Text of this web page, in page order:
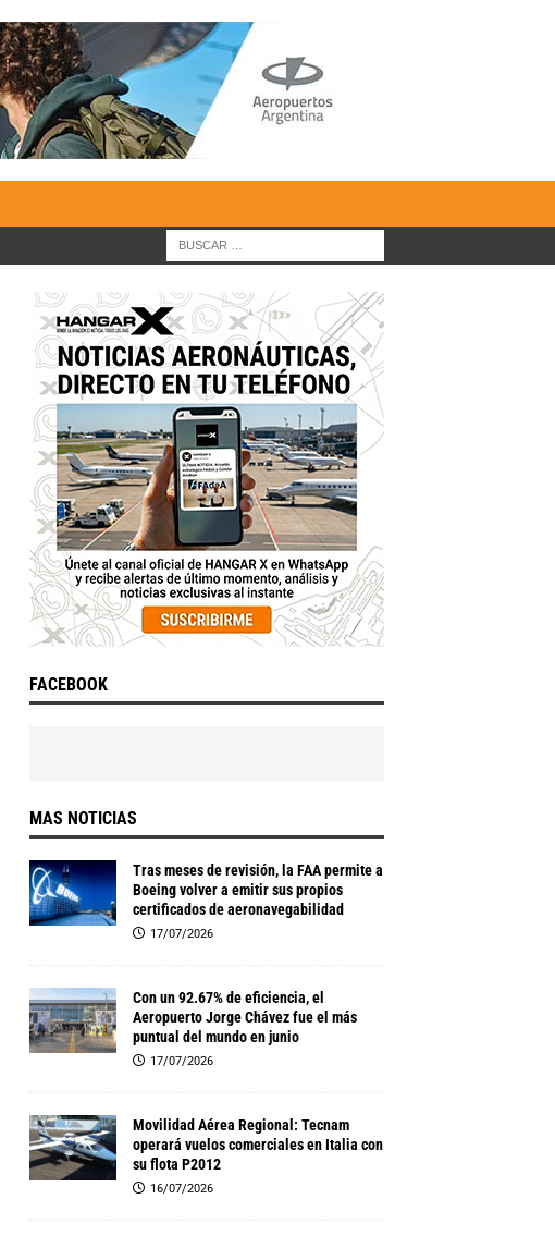
FACEBOOK
MAS NOTICIAS
Tras meses de revisión, la FAA permite a
Boeing volver a emitir sus propios
certificados de aeronavegabilidad
17/07/2026
Con un 92.67% de eficiencia, el
Aeropuerto Jorge Chávez fue el más
puntual del mundo en junio
17/07/2026
Movilidad Aérea Regional: Tecnam
operará vuelos comerciales en Italia con
su flota P2012
16/07/2026